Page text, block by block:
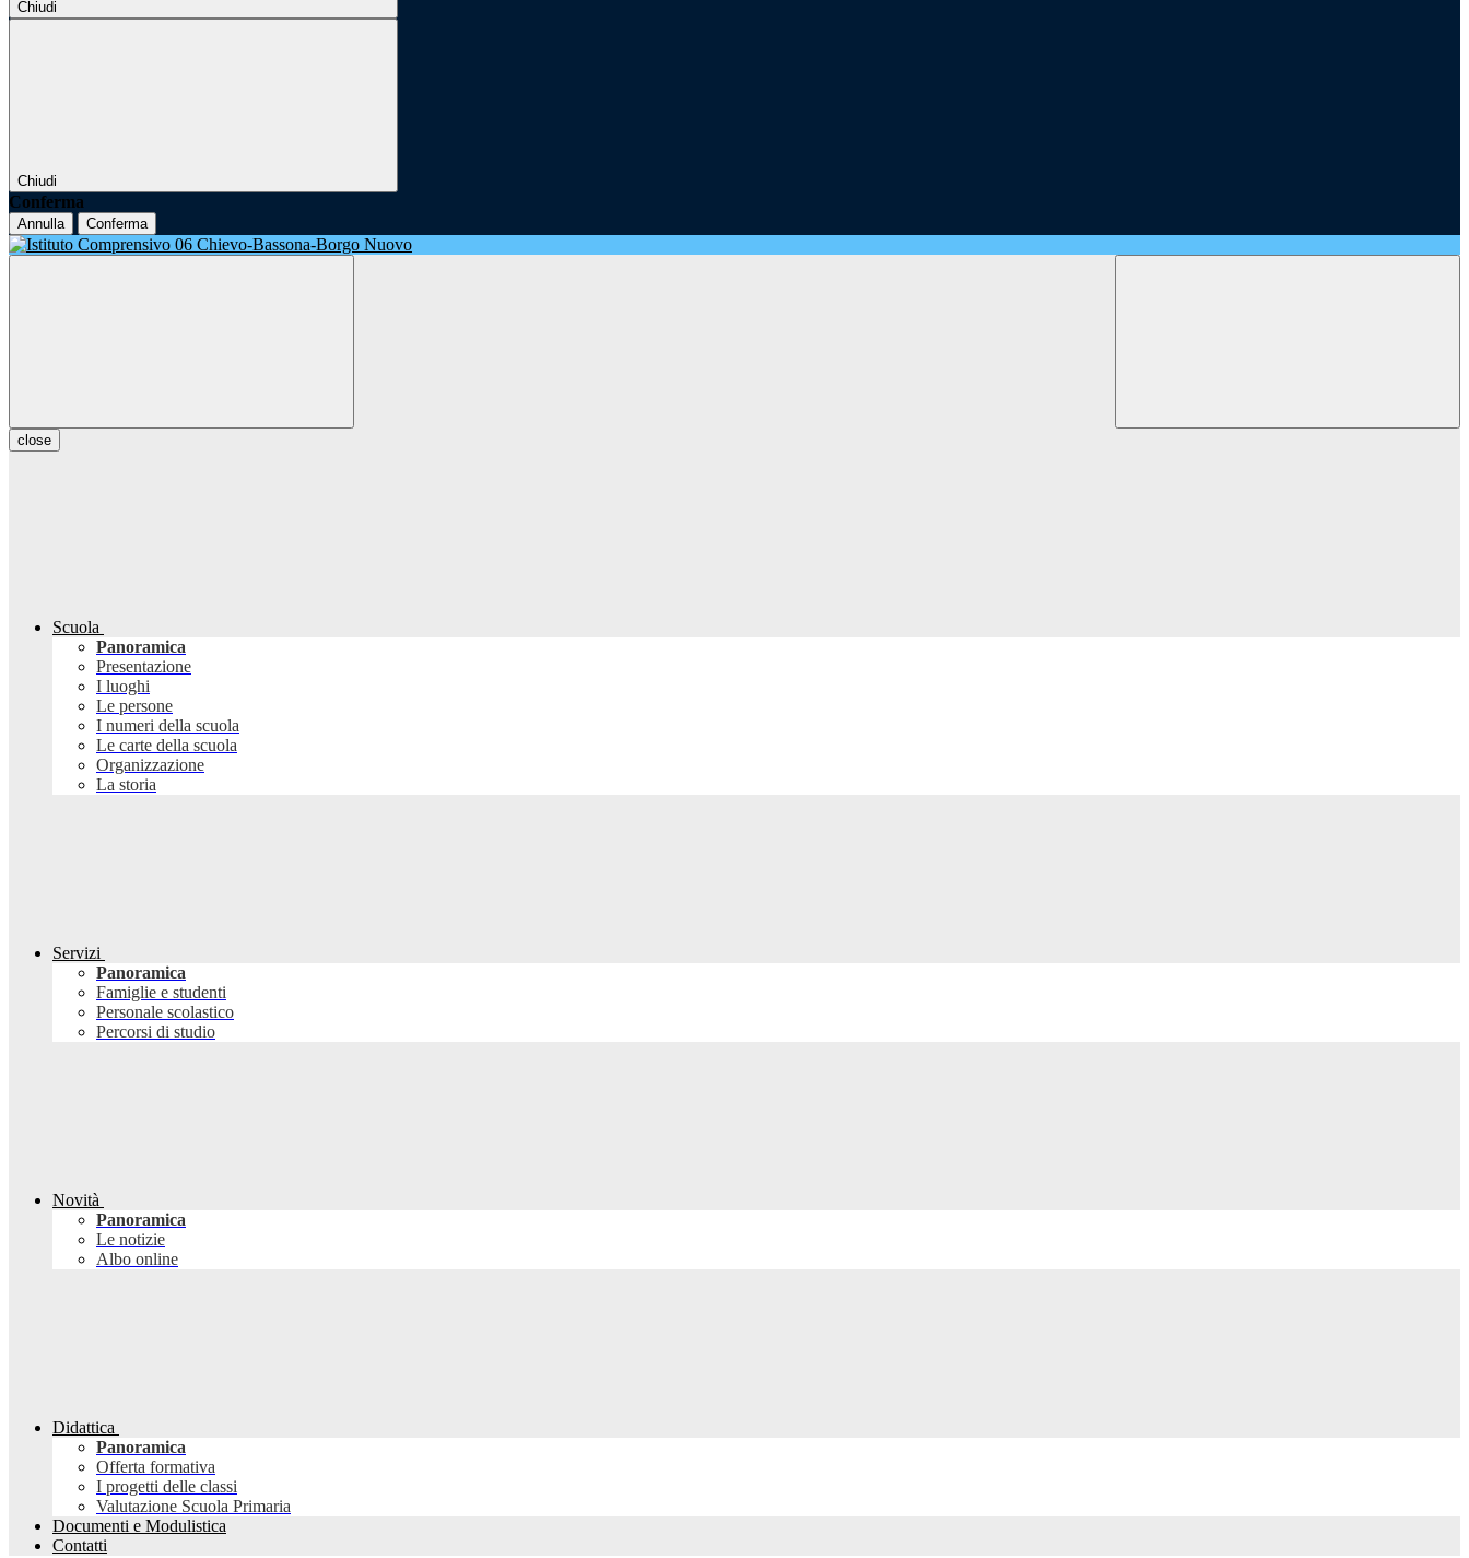
Chiudi
Chiudi
Conferma
Annulla Conferma
close
Scuola
Panoramica
Presentazione
I luoghi
Le persone
I numeri della scuola
Le carte della scuola
Organizzazione
La storia
Servizi
Panoramica
Famiglie e studenti
Personale scolastico
Percorsi di studio
Novità
Panoramica
Le notizie
Albo online
Didattica
Panoramica
Offerta formativa
I progetti delle classi
Valutazione Scuola Primaria
Documenti e Modulistica
Contatti